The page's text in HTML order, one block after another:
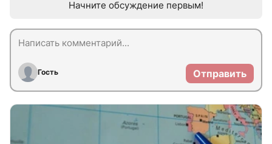
Начните обсуждение первым!
Гость Отправить